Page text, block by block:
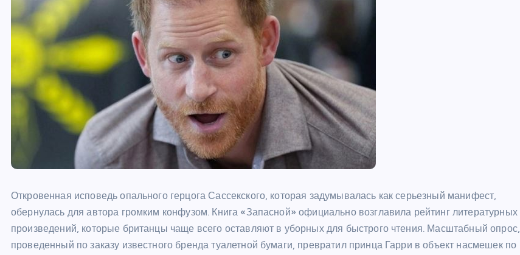
Откровенная исповедь опального герцога Сассекского, которая задумывалась как серьезный манифест,
обернулась для автора громким конфузом. Книга «Запасной» официально возглавила рейтинг литературных
произведений, которые британцы чаще всего оставляют в уборных для быстрого чтения. Масштабный опрос,
проведенный по заказу известного бренда туалетной бумаги, превратил принца Гарри в объект насмешек по